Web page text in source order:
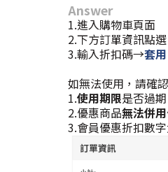
Answer
1.進入購物車頁面
2.下方訂單資訊點
3.輸入折扣碼→套用
如無法使用，請確
1.使用期限是否過期
2.優惠商品無法併用
3.會員優惠折扣數